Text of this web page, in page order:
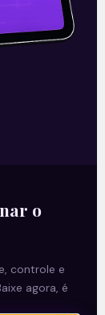
o
controle e
agora, é